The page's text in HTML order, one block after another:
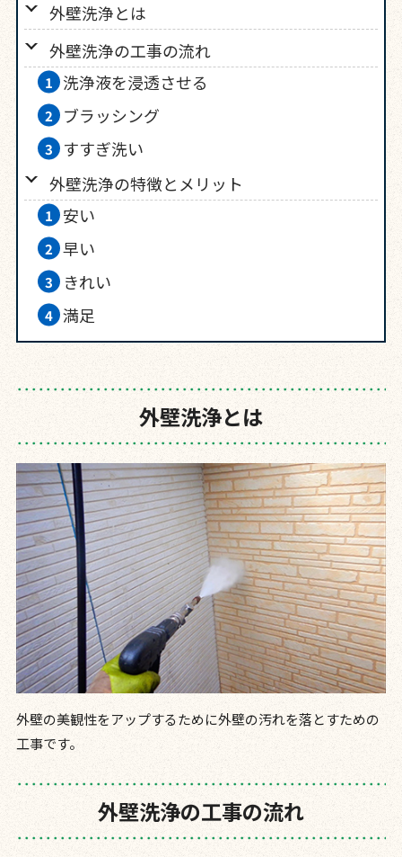
外壁洗浄とは
外壁洗浄の工事の流れ
洗浄液を浸透させる
ブラッシング
すすぎ洗い
外壁洗浄の特徴とメリット
安い
早い
きれい
満足
外壁洗浄とは
外壁の美観性をアップするために外壁の汚れを落とすための
工事です。
外壁洗浄の工事の流れ